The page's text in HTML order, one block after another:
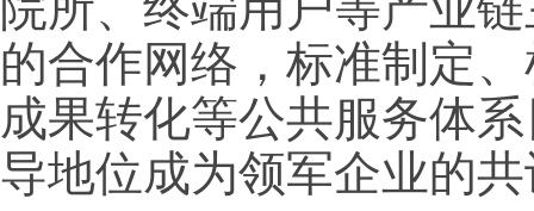
的合作网络，标准制定
成果转化等公共服务体
导地位成为领军企业的